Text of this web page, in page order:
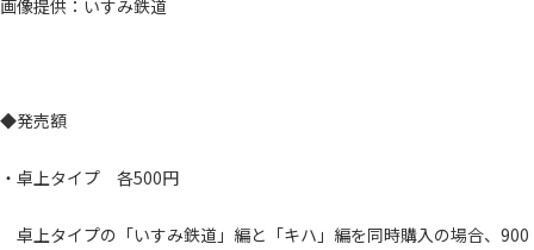
画像提供：いすみ鉄道
◆発売額
・卓上タイプ 各500円
卓上タイプの「いすみ鉄道」編と「キハ」編を同時購入の場合、900